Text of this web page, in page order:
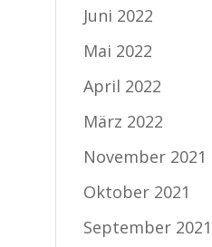
Juni 2022
Mai 2022
April 2022
März 2022
November 2021
Oktober 2021
September 2021